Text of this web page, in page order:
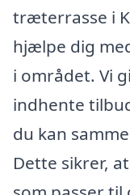
træterrasse i
hjælpe dig
i området. Vi
indhente
du kan
Dette sikrer,